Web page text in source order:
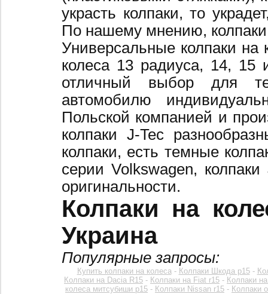
украсть колпаки, то
По нашему мнению,
Универсальные колпаки
колеса 13 радиуса, 14,
отличный выбор для
автомобилю
Польской компанией и
колпаки J-Tec
колпаки, есть темные
серии Volkswagen,
оригинальности.
Колпаки на
Украина
Популярные запросы:
Купить колпаки на колеса- Колпаки Шкода р15-
Колпаки на Dacia R15 - Колпаки на Fiat r15 - Колпаки
колеса митсубиши р15 - Колпаки Nissan r15 - Колпаки